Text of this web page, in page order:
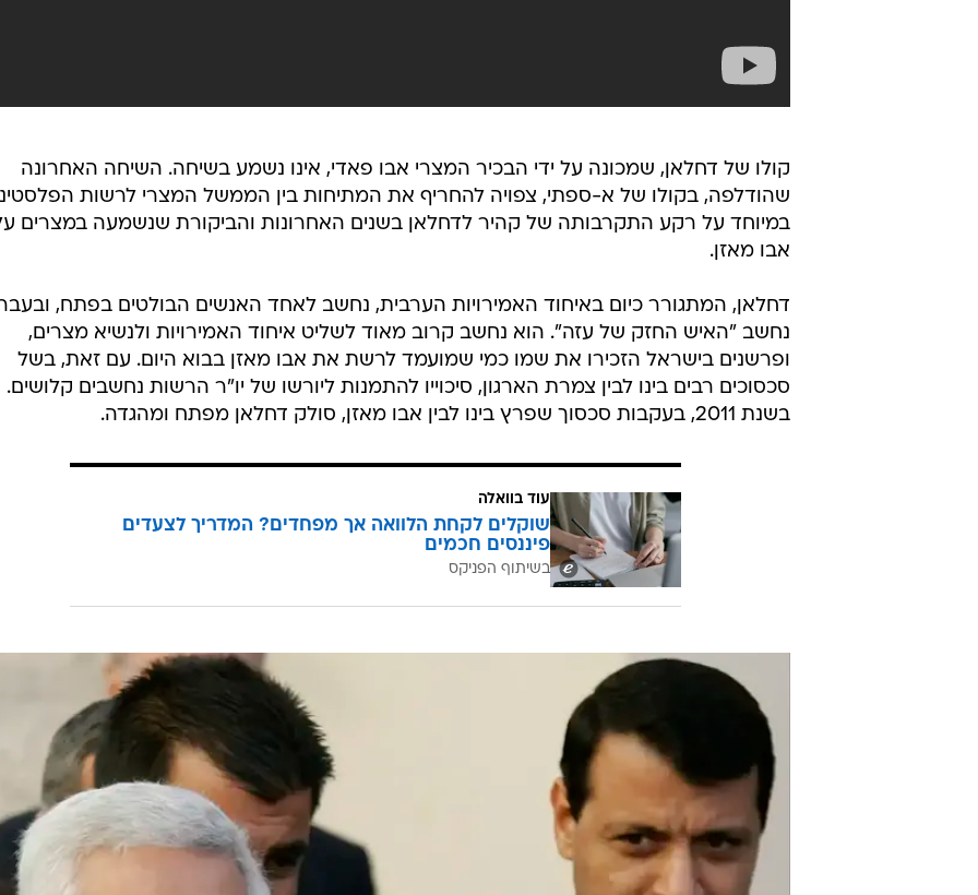
קולו של דחלאן, שמכונה על ידי הבכיר המצרי אבו פאדי, אינו נשמע בשיחה. השיחה האחרונה
שהודלפה, בקולו של א-ספתי, צפויה להחריף את המתיחות בין הממשל המצרי לרשות
במיוחד על רקע התקרבותה של קהיר לדחלאן בשנים האחרונות והביקורת שנשמעה במצרים
אבו מאזן.
דחלאן, המתגורר כיום באיחוד האמירויות הערבית, נחשב לאחד האנשים הבולטים בפתח,
נחשב "האיש החזק של עזה". הוא נחשב קרוב מאוד לשליט איחוד האמירויות ולנשיא מצרים,
ופרשנים בישראל הזכירו את שמו כמי שמועמד לרשת את אבו מאזן בבוא היום. עם זאת, בשל
סכסוכים רבים בינו לבין צמרת הארגון, סיכוייו להתמנות ליורשו של יו"ר הרשות נחשבים קלושים.
בשנת 2011, בעקבות סכסוך שפרץ בינו לבין אבו מאזן, סולק דחלאן מפתח ומהגדה.
עוד בוואלה
שוקלים לקחת הלוואה אך מפחדים? המדריך לצעדים
פיננסים חכמים
בשיתוף הפניקס